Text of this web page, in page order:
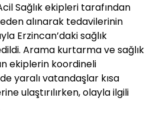
Sağlık ekipleri tarafından
alınarak tedavilerinin
Erzincan’daki sağlık
Arama kurtarma ve sağlık
ekiplerin koordineli
yaralı vatandaşlar kısa
ulaştırılırken, olayla ilgili